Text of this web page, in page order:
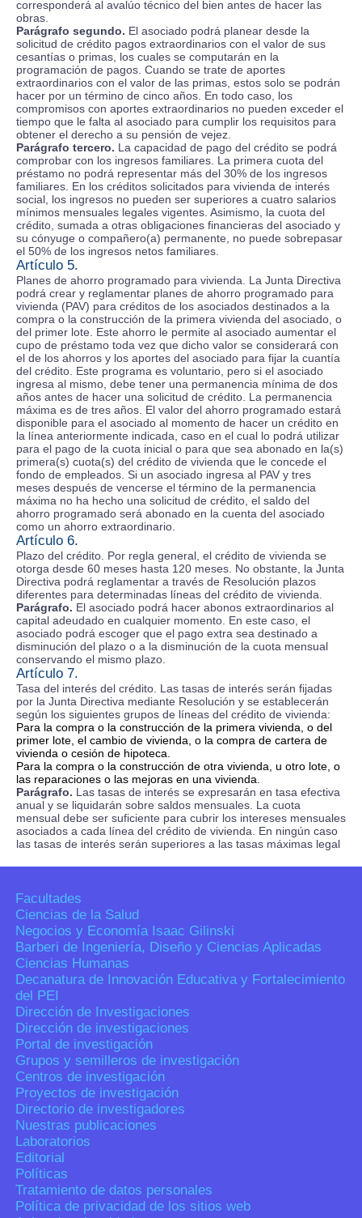
corresponderá al avalúo técnico del bien antes de hacer las
obras.
Parágrafo segundo. El asociado podrá planear desde la
solicitud de crédito pagos extraordinarios con el valor de sus
cesantías o primas, los cuales se computarán en la
programación de pagos. Cuando se trate de aportes
extraordinarios con el valor de las primas, estos solo se podrán
hacer por un término de cinco años. En todo caso, los
compromisos con aportes extraordinarios no pueden exceder el
tiempo que le falta al asociado para cumplir los requisitos para
obtener el derecho a su pensión de vejez.
Parágrafo tercero. La capacidad de pago del crédito se podrá
comprobar con los ingresos familiares. La primera cuota del
préstamo no podrá representar más del 30% de los ingresos
familiares. En los créditos solicitados para vivienda de interés
social, los ingresos no pueden ser superiores a cuatro salarios
mínimos mensuales legales vigentes. Asimismo, la cuota del
crédito, sumada a otras obligaciones financieras del asociado y
su cónyuge o compañero(a) permanente, no puede sobrepasar
el 50% de los ingresos netos familiares.
Artículo 5.
Planes de ahorro programado para vivienda. La Junta Directiva
podrá crear y reglamentar planes de ahorro programado para
vivienda (PAV) para créditos de los asociados destinados a la
compra o la construcción de la primera vivienda del asociado, o
del primer lote. Este ahorro le permite al asociado aumentar el
cupo de préstamo toda vez que dicho valor se considerará con
el de los ahorros y los aportes del asociado para fijar la cuantía
del crédito. Este programa es voluntario, pero si el asociado
ingresa al mismo, debe tener una permanencia mínima de dos
años antes de hacer una solicitud de crédito. La permanencia
máxima es de tres años. El valor del ahorro programado estará
disponible para el asociado al momento de hacer un crédito en
la línea anteriormente indicada, caso en el cual lo podrá utilizar
para el pago de la cuota inicial o para que sea abonado en la(s)
primera(s) cuota(s) del crédito de vivienda que le concede el
fondo de empleados. Si un asociado ingresa al PAV y tres
meses después de vencerse el término de la permanencia
máxima no ha hecho una solicitud de crédito, el saldo del
ahorro programado será abonado en la cuenta del asociado
como un ahorro extraordinario.
Artículo 6.
Plazo del crédito. Por regla general, el crédito de vivienda se
otorga desde 60 meses hasta 120 meses. No obstante, la Junta
Directiva podrá reglamentar a través de Resolución plazos
diferentes para determinadas líneas del crédito de vivienda.
Parágrafo. El asociado podrá hacer abonos extraordinarios al
capital adeudado en cualquier momento. En este caso, el
asociado podrá escoger que el pago extra sea destinado a
disminución del plazo o a la disminución de la cuota mensual
conservando el mismo plazo.
Artículo 7.
Tasa del interés del crédito. Las tasas de interés serán fijadas
por la Junta Directiva mediante Resolución y se establecerán
según los siguientes grupos de líneas del crédito de vivienda:
Para la compra o la construcción de la primera vivienda, o del
primer lote, el cambio de vivienda, o la compra de cartera de
vivienda o cesión de hipoteca.
Para la compra o la construcción de otra vivienda, u otro lote, o
las reparaciones o las mejoras en una vivienda.
Parágrafo. Las tasas de interés se expresarán en tasa efectiva
anual y se liquidarán sobre saldos mensuales. La cuota
mensual debe ser suficiente para cubrir los intereses mensuales
asociados a cada línea del crédito de vivienda. En ningún caso
las tasas de interés serán superiores a las tasas máximas legal
Facultades
Ciencias de la Salud
Negocios y Economía Isaac Gilinski
Barberi de Ingeniería, Diseño y Ciencias Aplicadas
Ciencias Humanas
Decanatura de Innovación Educativa y Fortalecimiento
del PEI
Dirección de Investigaciones
Dirección de investigaciones
Portal de investigación
Grupos y semilleros de investigación
Centros de investigación
Proyectos de investigación
Directorio de investigadores
Nuestras publicaciones
Laboratorios
Editorial
Políticas
Tratamiento de datos personales
Política de privacidad de los sitios web